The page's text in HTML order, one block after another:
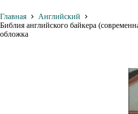
Главная
Английский
Библия английского байкера
обложка